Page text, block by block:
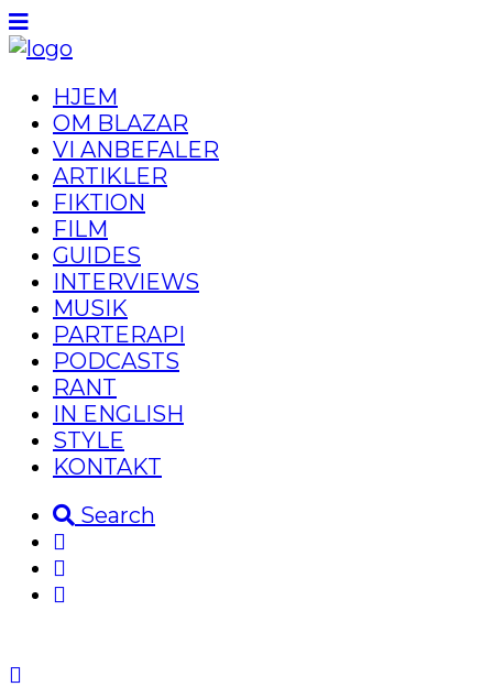
HJEM
OM BLAZAR
VI ANBEFALER
ARTIKLER
FIKTION
FILM
GUIDES
INTERVIEWS
MUSIK
PARTERAPI
PODCASTS
RANT
IN ENGLISH
STYLE
KONTAKT
Search